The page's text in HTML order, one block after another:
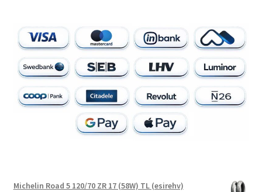
Michelin Road 5 120/70 ZR 17 (58W) TL (esirehv)